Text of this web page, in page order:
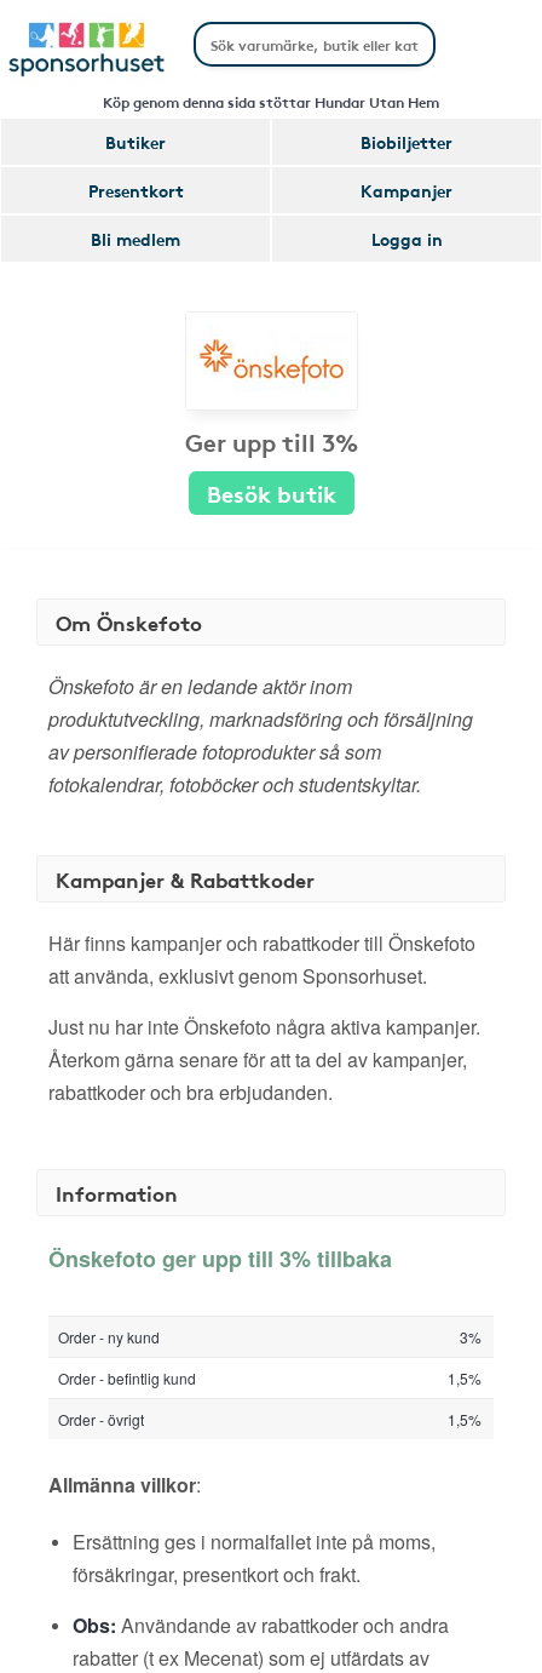
Köp genom denna sida stöttar Hundar Utan Hem
Butiker
Biobiljetter
Presentkort
Kampanjer
Bli medlem
Logga in
Ger upp till 3%
Besök butik
Om Önskefoto
Önskefoto är en ledande aktör inom
produktutveckling, marknadsföring och försäljning
av personifierade fotoprodukter så som
fotokalendrar, fotoböcker och studentskyltar.
Kampanjer & Rabattkoder
Här finns kampanjer och rabattkoder till Önskefoto
att använda, exklusivt genom Sponsorhuset.
Just nu har inte Önskefoto några aktiva kampanjer.
Återkom gärna senare för att ta del av kampanjer,
rabattkoder och bra erbjudanden.
Information
Önskefoto ger upp till 3% tillbaka
Order - ny kund
3%
Order - befintlig kund
1,5%
Order - övrigt
1,5%
Allmänna villkor:
Ersättning ges i normalfallet inte på moms,
försäkringar, presentkort och frakt.
Obs: Användande av rabattkoder och andra
rabatter (t ex Mecenat) som ej utfärdats av